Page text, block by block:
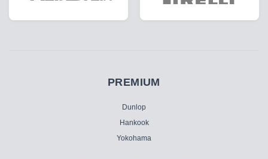
PREMIUM
Dunlop
Hankook
Yokohama